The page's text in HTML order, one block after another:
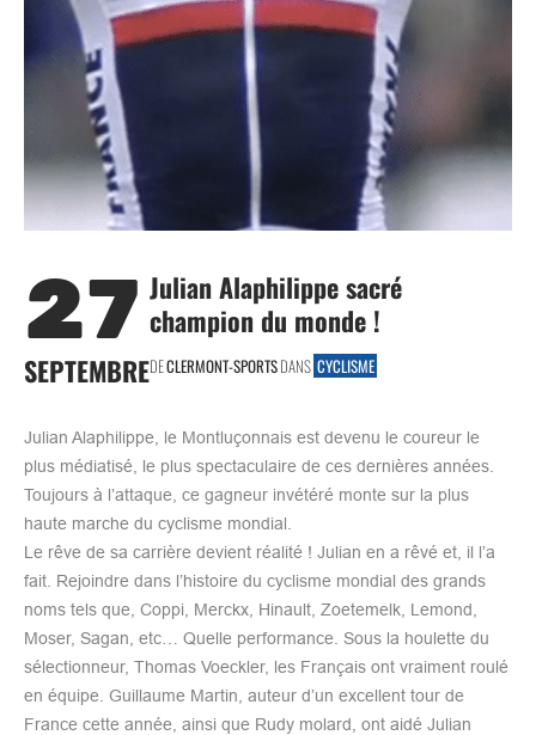
27
SEPTEMBRE
Julian Alaphilippe sacré
champion du monde !
DECLERMONT-SPORTSDANS CYCLISME
Julian Alaphilippe, le Montluçonnais est devenu le coureur le
plus médiatisé, le plus spectaculaire de ces dernières années.
Toujours à l’attaque, ce gagneur invétéré monte sur la plus
haute marche du cyclisme mondial.
Le rêve de sa carrière devient réalité ! Julian en a rêvé et, il l’a
fait. Rejoindre dans l’histoire du cyclisme mondial des grands
noms tels que, Coppi, Merckx, Hinault, Zoetemelk, Lemond,
Moser, Sagan, etc… Quelle performance. Sous la houlette du
sélectionneur, Thomas Voeckler, les Français ont vraiment roulé
en équipe. Guillaume Martin, auteur d’un excellent tour de
France cette année, ainsi que Rudy molard, ont aidé Julian